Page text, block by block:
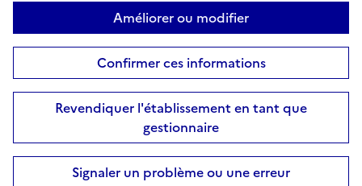
Améliorer ou modifier
Confirmer ces informations
Revendiquer l'établissement en tant que
gestionnaire
Signaler un problème ou une erreur